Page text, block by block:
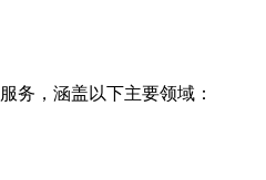
务，涵盖以下主要领域：